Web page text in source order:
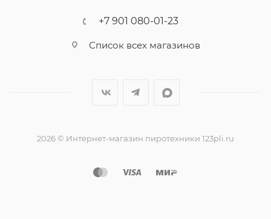
+7 901 080-01-23
Список всех магазинов
2026 © Интернет-магазин пиротехники 123pli.ru